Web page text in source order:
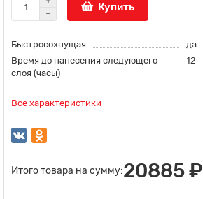
Купить
Быстросохнущая
да
Время до нанесения следующего
слоя (часы)
12
Все характеристики
Итого товара на сумму:20885 ₽